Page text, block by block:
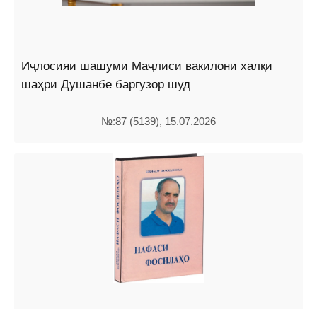
Иҷлосияи шашуми Маҷлиси вакилони халқи
шаҳри Душанбе баргузор шуд
№:87 (5139), 15.07.2026